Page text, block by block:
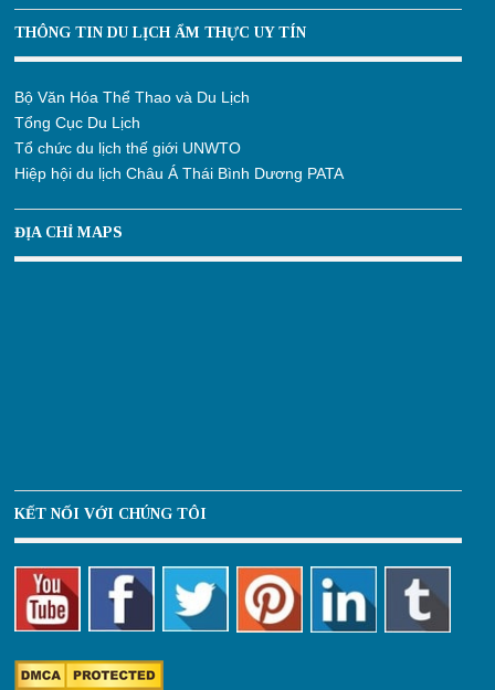
THÔNG TIN DU LỊCH ẨM THỰC UY TÍN
Bộ Văn Hóa Thể Thao và Du Lịch
Tổng Cục Du Lịch
Tổ chức du lịch thế giới UNWTO
Hiệp hội du lịch Châu Á Thái Bình Dương PATA
ĐỊA CHỈ MAPS
KẾT NỐI VỚI CHÚNG TÔI